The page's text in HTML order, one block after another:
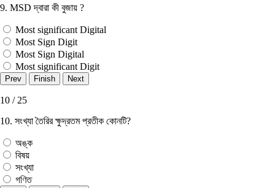
9. MSD দ্বারা কী বুজায় ?
Most significant Digital
Most Sign Digit
Most Sign Digital
Most significant Digit
10 / 25
10. সংখ্যা তৈরির ক্ষুদ্রতম প্রতীক কোনটি?
অঙ্ক
বিষয়
সংখ্যা
গণিত